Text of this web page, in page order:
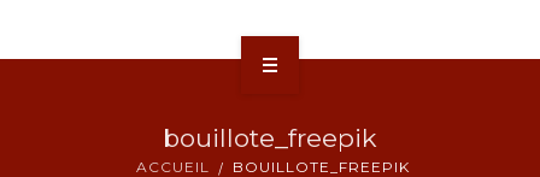
bouillote_freepik
ACCUEIL BOUILLOTE_FREEPIK